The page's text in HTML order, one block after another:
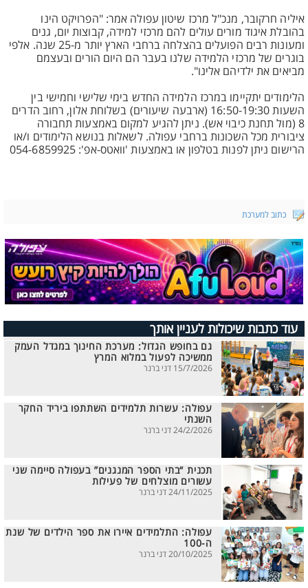
איליה חרקובר, מנכ"ל מרכז שיטון עפולה אמר: "הפרויקט הינו
בהובלת איגוד מורים עולים להם מרכזי למידה, קבוצות יום, גנים
ומעונות רבים הפועלים בהצלחה ברחבי הארץ יותר מ-25 שנה. אלפי
בוגרים של מרכזי הלמידה שלנו בעבר הם היום הורים ובעצמם
מביאים את ילדיהם אלינו".
הלימודים יתקיימו במרכז הלמידה החדש בימי שלישי וחמישי בין
השעות 16:50-19:30 (ארבעה שיעורים) בשלוחת אלון, רחוב הדרים
8 (מול תחנת כיבוי אש). ניתן להגיע למקום באמצעות תחבורה
ציבורית מכל השכונות ברחבי עפולה. לשאלות בנושא הלימודים ו/או
הרישום ניתן לפנות בטלפון או באמצעות 'וואטס-אפ': 054-6859925
כתוב למערכת
עוד כתבות שיכולות לעניין אותך
גם בחופש הגדול: מערכת החינוך במגדל העמק
ממשיכה לפעול במלוא המרץ
15/7/2026 דני ברנר
עפולה: עשרות תלמידים השתתפו ביריד החקר
השנתי
24/2/2026 דני ברנר
תכנית “בתי הספר המנגנים” בעפולה סיימה שני
עשורים מוצלחים של פעילות
24/11/2025 דני ברנר
עפולה: התלמידים איירו את ספר הילדים של שנת
ה-100
20/10/2025 דני ברנר